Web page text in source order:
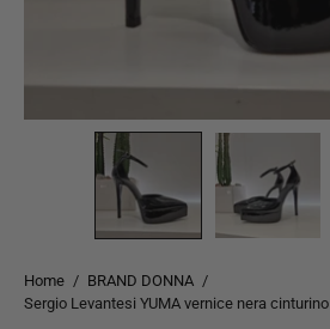
Home / BRAND DONNA /
Sergio Levantesi YUMA vernice nera cinturino